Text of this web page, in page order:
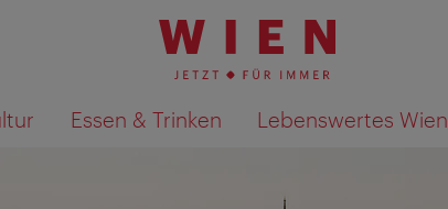
Essen & Trinken Lebenswertes Wien